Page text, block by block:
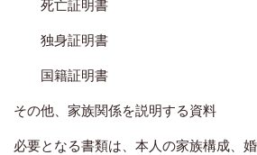
死亡証明書
独身証明書
国籍証明書
その他、家族関係を説明する資料
必要となる書類は、本人の家族構成、